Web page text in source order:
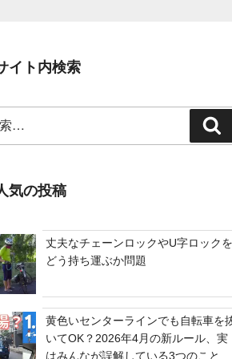
イト内検索
気の投稿
丈夫なチェーンロックやU字ロックを
どう持ち運ぶか問題
黄色いセンターラインでも自転車を
いてOK？2026年4月の新ルール、実
はみんなが誤解している3つのこと